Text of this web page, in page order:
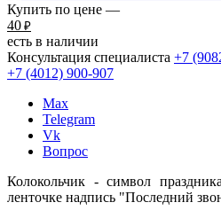
Купить по цене —
40 ₽
есть в наличии
Консультация специалиста +7
+7 (4012) 900-907
Max
Telegram
Vk
Вопрос
Колокольчик - символ
ленточке надпись "Последний